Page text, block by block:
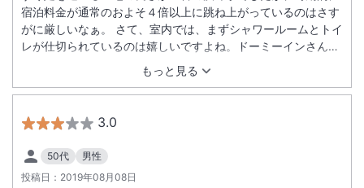
もっと見る
宿泊料金が通常のおよそ４倍以上に跳ね上がっているのはさす
がに厳しいなぁ。 さて、室内では、まずシャワールームとトイ
レが仕切られているのは嬉しいですよね。ドーミーインさんは
大浴場があるので私は室内のシャワーは使いませんでしたが、
シャワートイレ一体型のホテルのあの水が飛び散る感じが無く
て嬉しいですね。 一番気掛かりなのは、入室すぐ気になる匂い
ですね。 喫煙室しか空いてなかったとはいえ、僕はやっぱり駄
目でした（泣） それ以外はありませんよ。 早めの予約で禁煙
室をおさえましょう（笑）
3.0
50代
男性
投稿日： 2019年08月08日